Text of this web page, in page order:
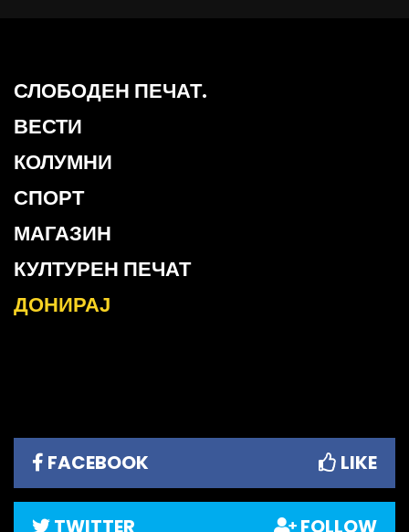
СЛОБОДЕН ПЕЧАТ.
ВЕСТИ
КОЛУМНИ
СПОРТ
МАГАЗИН
КУЛТУРЕН ПЕЧАТ
ДОНИРАЈ
FACEBOOK LIKE